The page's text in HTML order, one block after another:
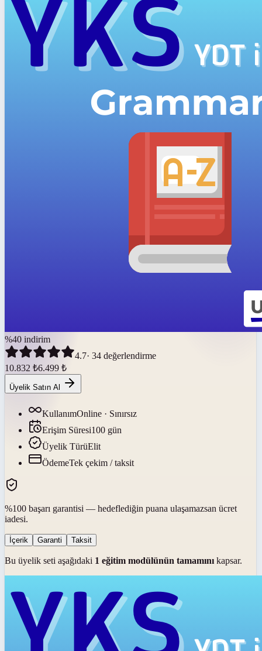
%40 indirim
4.7· 34 değerlendirme
10.832 ₺6.499 ₺
Üyelik Satın Al
KullanımOnline · Sınırsız
Erişim Süresi100 gün
Üyelik TürüElit
ÖdemeTek çekim / taksit
%100 başarı garantisi — hedeflediğin puana ulaşamazsan ücret
iadesi.
İçerik Garanti Taksit
Bu üyelik seti aşağıdaki 1 eğitim modülünün tamamını kapsar.